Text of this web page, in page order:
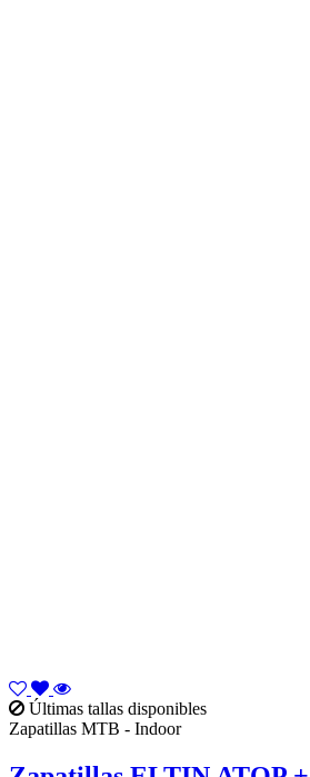
Últimas tallas disponibles
Zapatillas MTB - Indoor